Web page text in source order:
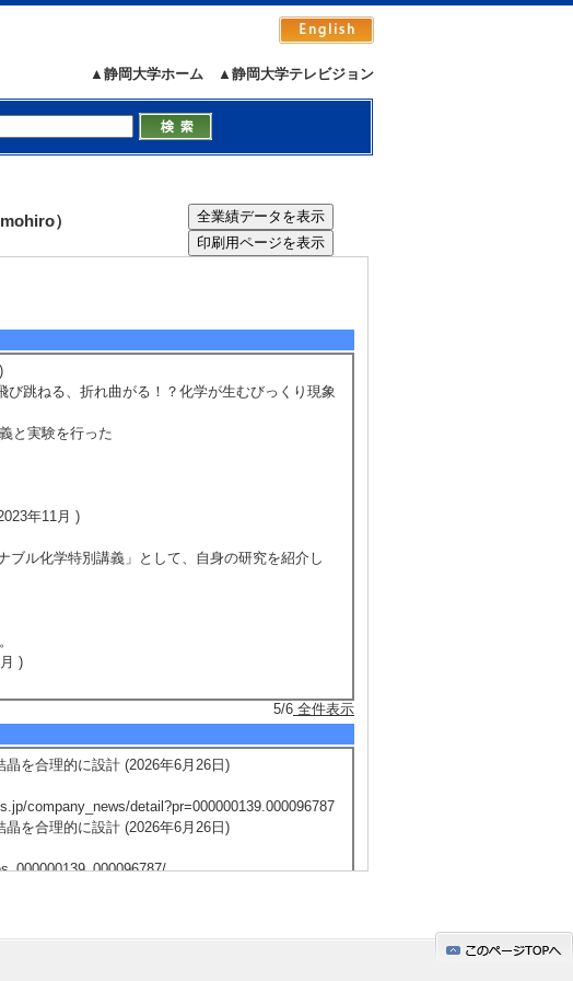
▲静岡大学テレビジョン
▲静岡大学ホーム
）
)
5/8全件表示
跳ねる、折れ曲がる！？化学が生むびっくり現象
と実験を行った
年11月 )
ブル化学特別講義」として、自身の研究を紹介し
)
5/6 全件表示
を合理的に設計 (2026年6月26日)
company_news/detail?pr=000000139.000096787
を合理的に設計 (2026年6月26日)